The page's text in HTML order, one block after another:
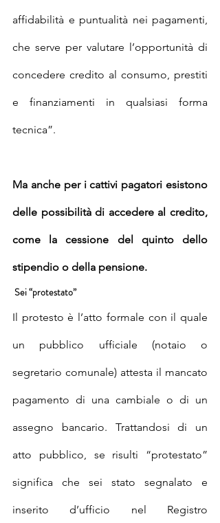
affidabilità e puntualità nei pagamenti,
che serve per valutare l’opportunità di
concedere credito al consumo, prestiti
e finanziamenti in qualsiasi forma
tecnica”.
Ma anche per i cattivi pagatori esistono
delle possibilità di accedere al credito,
come la cessione del quinto dello
stipendio o della pensione.
Sei “protestato”
Il protesto è l’atto formale con il quale
un pubblico ufficiale (notaio o
segretario comunale) attesta il mancato
pagamento di una cambiale o di un
assegno bancario. Trattandosi di un
atto pubblico, se risulti “protestato”
significa che sei stato segnalato e
inserito d’ufficio nel Registro